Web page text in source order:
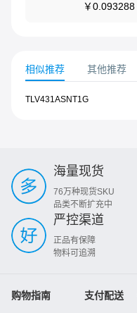
￥0.093288
相似推荐 其他推荐
TLV431ASNT1G
海量现货
76万种现货SKU
品类不断扩充中
严控渠道
正品有保障
物料可追溯
购物指南 支付配送